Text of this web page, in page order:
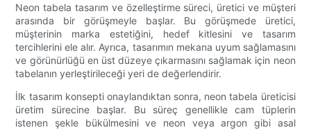
Neon tabela tasarım ve özelleştirme süreci, üretici ve müşteri
arasında bir görüşmeyle başlar. Bu görüşmede üretici,
müşterinin marka estetiğini, hedef kitlesini ve tasarım
tercihlerini ele alır. Ayrıca, tasarımın mekana uyum sağlamasını
ve görünürlüğü en üst düzeye çıkarmasını sağlamak için neon
tabelanın yerleştirileceği yeri de değerlendirir.
İlk tasarım konsepti onaylandıktan sonra, neon tabela üreticisi
üretim sürecine başlar. Bu süreç genellikle cam tüplerin
istenen şekle bükülmesini ve neon veya argon gibi asal